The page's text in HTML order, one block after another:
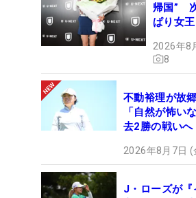
帰国”
ぱり女
2026年8
8
不動裕理が故
「自然が怖
去2勝の戦いへ
2026年8月7日
J・ローズが